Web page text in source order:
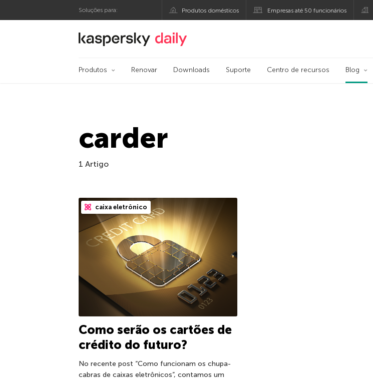
Soluções para: Produtos domésticos Empresas até 50 funcionários
Blog oficial da Kaspersky
Produtos Renovar Downloads Suporte Centro de recursos Blog
carder
1 Artigo
caixa eletrônico
Como serão os cartões de
crédito do futuro?
No recente post “Como funcionam os chupa-
cabras de caixas eletrônicos”, contamos um